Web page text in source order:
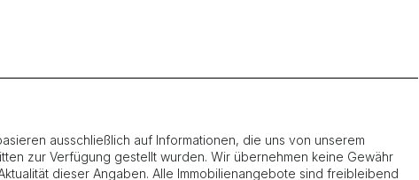
ausschließlich auf Informationen, die uns von unserem
zur Verfügung gestellt wurden. Wir übernehmen keine Gewähr
dieser Angaben. Alle Immobilienangebote sind freibleibend